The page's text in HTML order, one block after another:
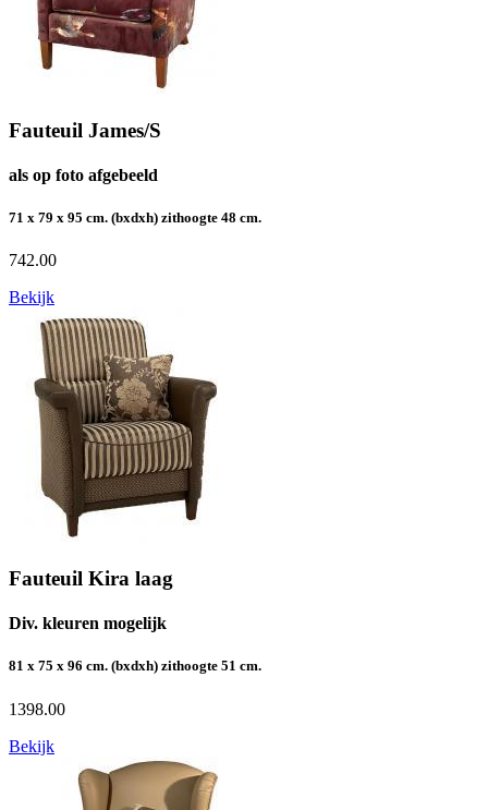
Fauteuil James/S
als op foto afgebeeld
71 x 79 x 95 cm. (bxdxh) zithoogte 48 cm.
742.00
Bekijk
Fauteuil Kira laag
Div. kleuren mogelijk
81 x 75 x 96 cm. (bxdxh) zithoogte 51 cm.
1398.00
Bekijk